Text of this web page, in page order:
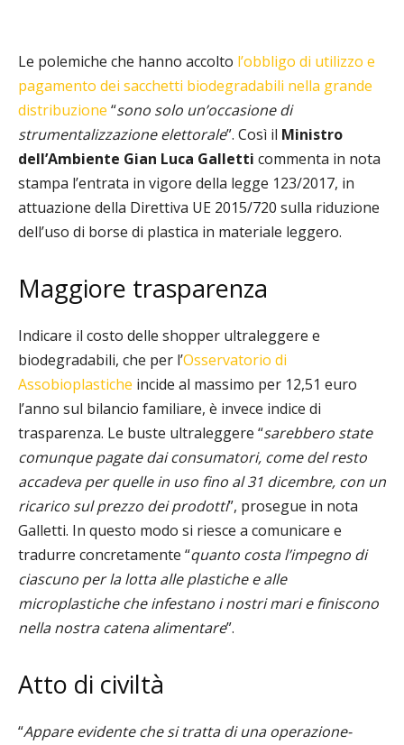
Le polemiche che hanno accolto l’obbligo di utilizzo e
pagamento dei sacchetti biodegradabili nella grande
distribuzione “sono solo un’occasione di
strumentalizzazione elettorale”. Così il Ministro
dell’Ambiente Gian Luca Galletti commenta in nota
stampa l’entrata in vigore della legge 123/2017, in
attuazione della Direttiva UE 2015/720 sulla riduzione
dell’uso di borse di plastica in materiale leggero.
Maggiore trasparenza
Indicare il costo delle shopper ultraleggere e
biodegradabili, che per l’Osservatorio di
Assobioplastiche incide al massimo per 12,51 euro
l’anno sul bilancio familiare, è invece indice di
trasparenza. Le buste ultraleggere “sarebbero state
comunque pagate dai consumatori, come del resto
accadeva per quelle in uso fino al 31 dicembre, con un
ricarico sul prezzo dei prodotti”, prosegue in nota
Galletti. In questo modo si riesce a comunicare e
tradurre concretamente “quanto costa l’impegno di
ciascuno per la lotta alle plastiche e alle
microplastiche che infestano i nostri mari e finiscono
nella nostra catena alimentare”.
Atto di civiltà
“Appare evidente che si tratta di una operazione-